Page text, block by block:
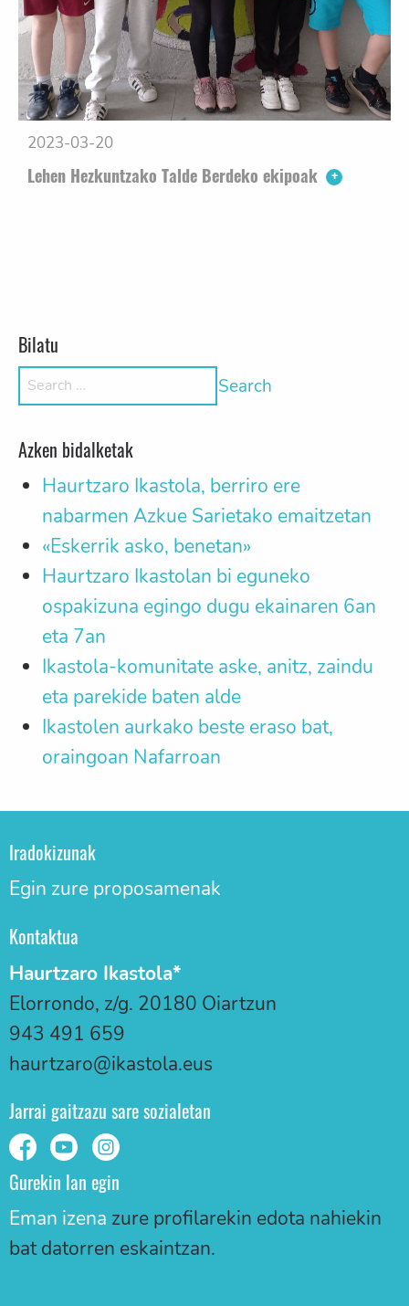
2023-03-20
Lehen Hezkuntzako Talde Berdeko ekipoak
Bilatu
Search for:
Azken bidalketak
Haurtzaro Ikastola, berriro ere
nabarmen Azkue Sarietako emaitzetan
«Eskerrik asko, benetan»
Haurtzaro Ikastolan bi eguneko
ospakizuna egingo dugu ekainaren 6an
eta 7an
Ikastola-komunitate aske, anitz, zaindu
eta parekide baten alde
Ikastolen aurkako beste eraso bat,
oraingoan Nafarroan
Iradokizunak
Egin zure proposamenak
Kontaktua
Haurtzaro Ikastola*
Elorrondo, z/g. 20180 Oiartzun
943 491 659
haurtzaro@ikastola.eus
Jarrai gaitzazu sare sozialetan
Gurekin lan egin
Eman izena zure profilarekin edota nahiekin
bat datorren eskaintzan.